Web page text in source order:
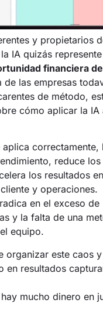
y propietarios
IA quizás
financiera
de las empresas
de método,
cómo aplicar la IA
aplica correctamente,
reduce
los resultados
y operaciones.
en el exceso de
y la falta de una
equipo.
organizar este caos
en resultados
hay mucho dinero en